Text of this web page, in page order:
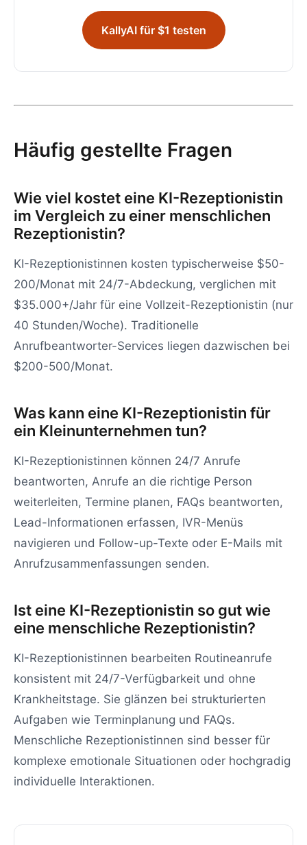
KallyAI für $1 testen
Häufig gestellte Fragen
Wie viel kostet eine KI-Rezeptionistin
im Vergleich zu einer menschlichen
Rezeptionistin?
KI-Rezeptionistinnen kosten typischerweise $50-
200/Monat mit 24/7-Abdeckung, verglichen mit
$35.000+/Jahr für eine Vollzeit-Rezeptionistin (nur
40 Stunden/Woche). Traditionelle
Anrufbeantworter-Services liegen dazwischen bei
$200-500/Monat.
Was kann eine KI-Rezeptionistin für
ein Kleinunternehmen tun?
KI-Rezeptionistinnen können 24/7 Anrufe
beantworten, Anrufe an die richtige Person
weiterleiten, Termine planen, FAQs beantworten,
Lead-Informationen erfassen, IVR-Menüs
navigieren und Follow-up-Texte oder E-Mails mit
Anrufzusammenfassungen senden.
Ist eine KI-Rezeptionistin so gut wie
eine menschliche Rezeptionistin?
KI-Rezeptionistinnen bearbeiten Routineanrufe
konsistent mit 24/7-Verfügbarkeit und ohne
Krankheitstage. Sie glänzen bei strukturierten
Aufgaben wie Terminplanung und FAQs.
Menschliche Rezeptionistinnen sind besser für
komplexe emotionale Situationen oder hochgradig
individuelle Interaktionen.